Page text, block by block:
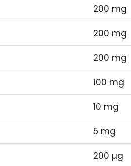
200 mg
200 mg
200 mg
100 mg
10 mg
5 mg
200 µg